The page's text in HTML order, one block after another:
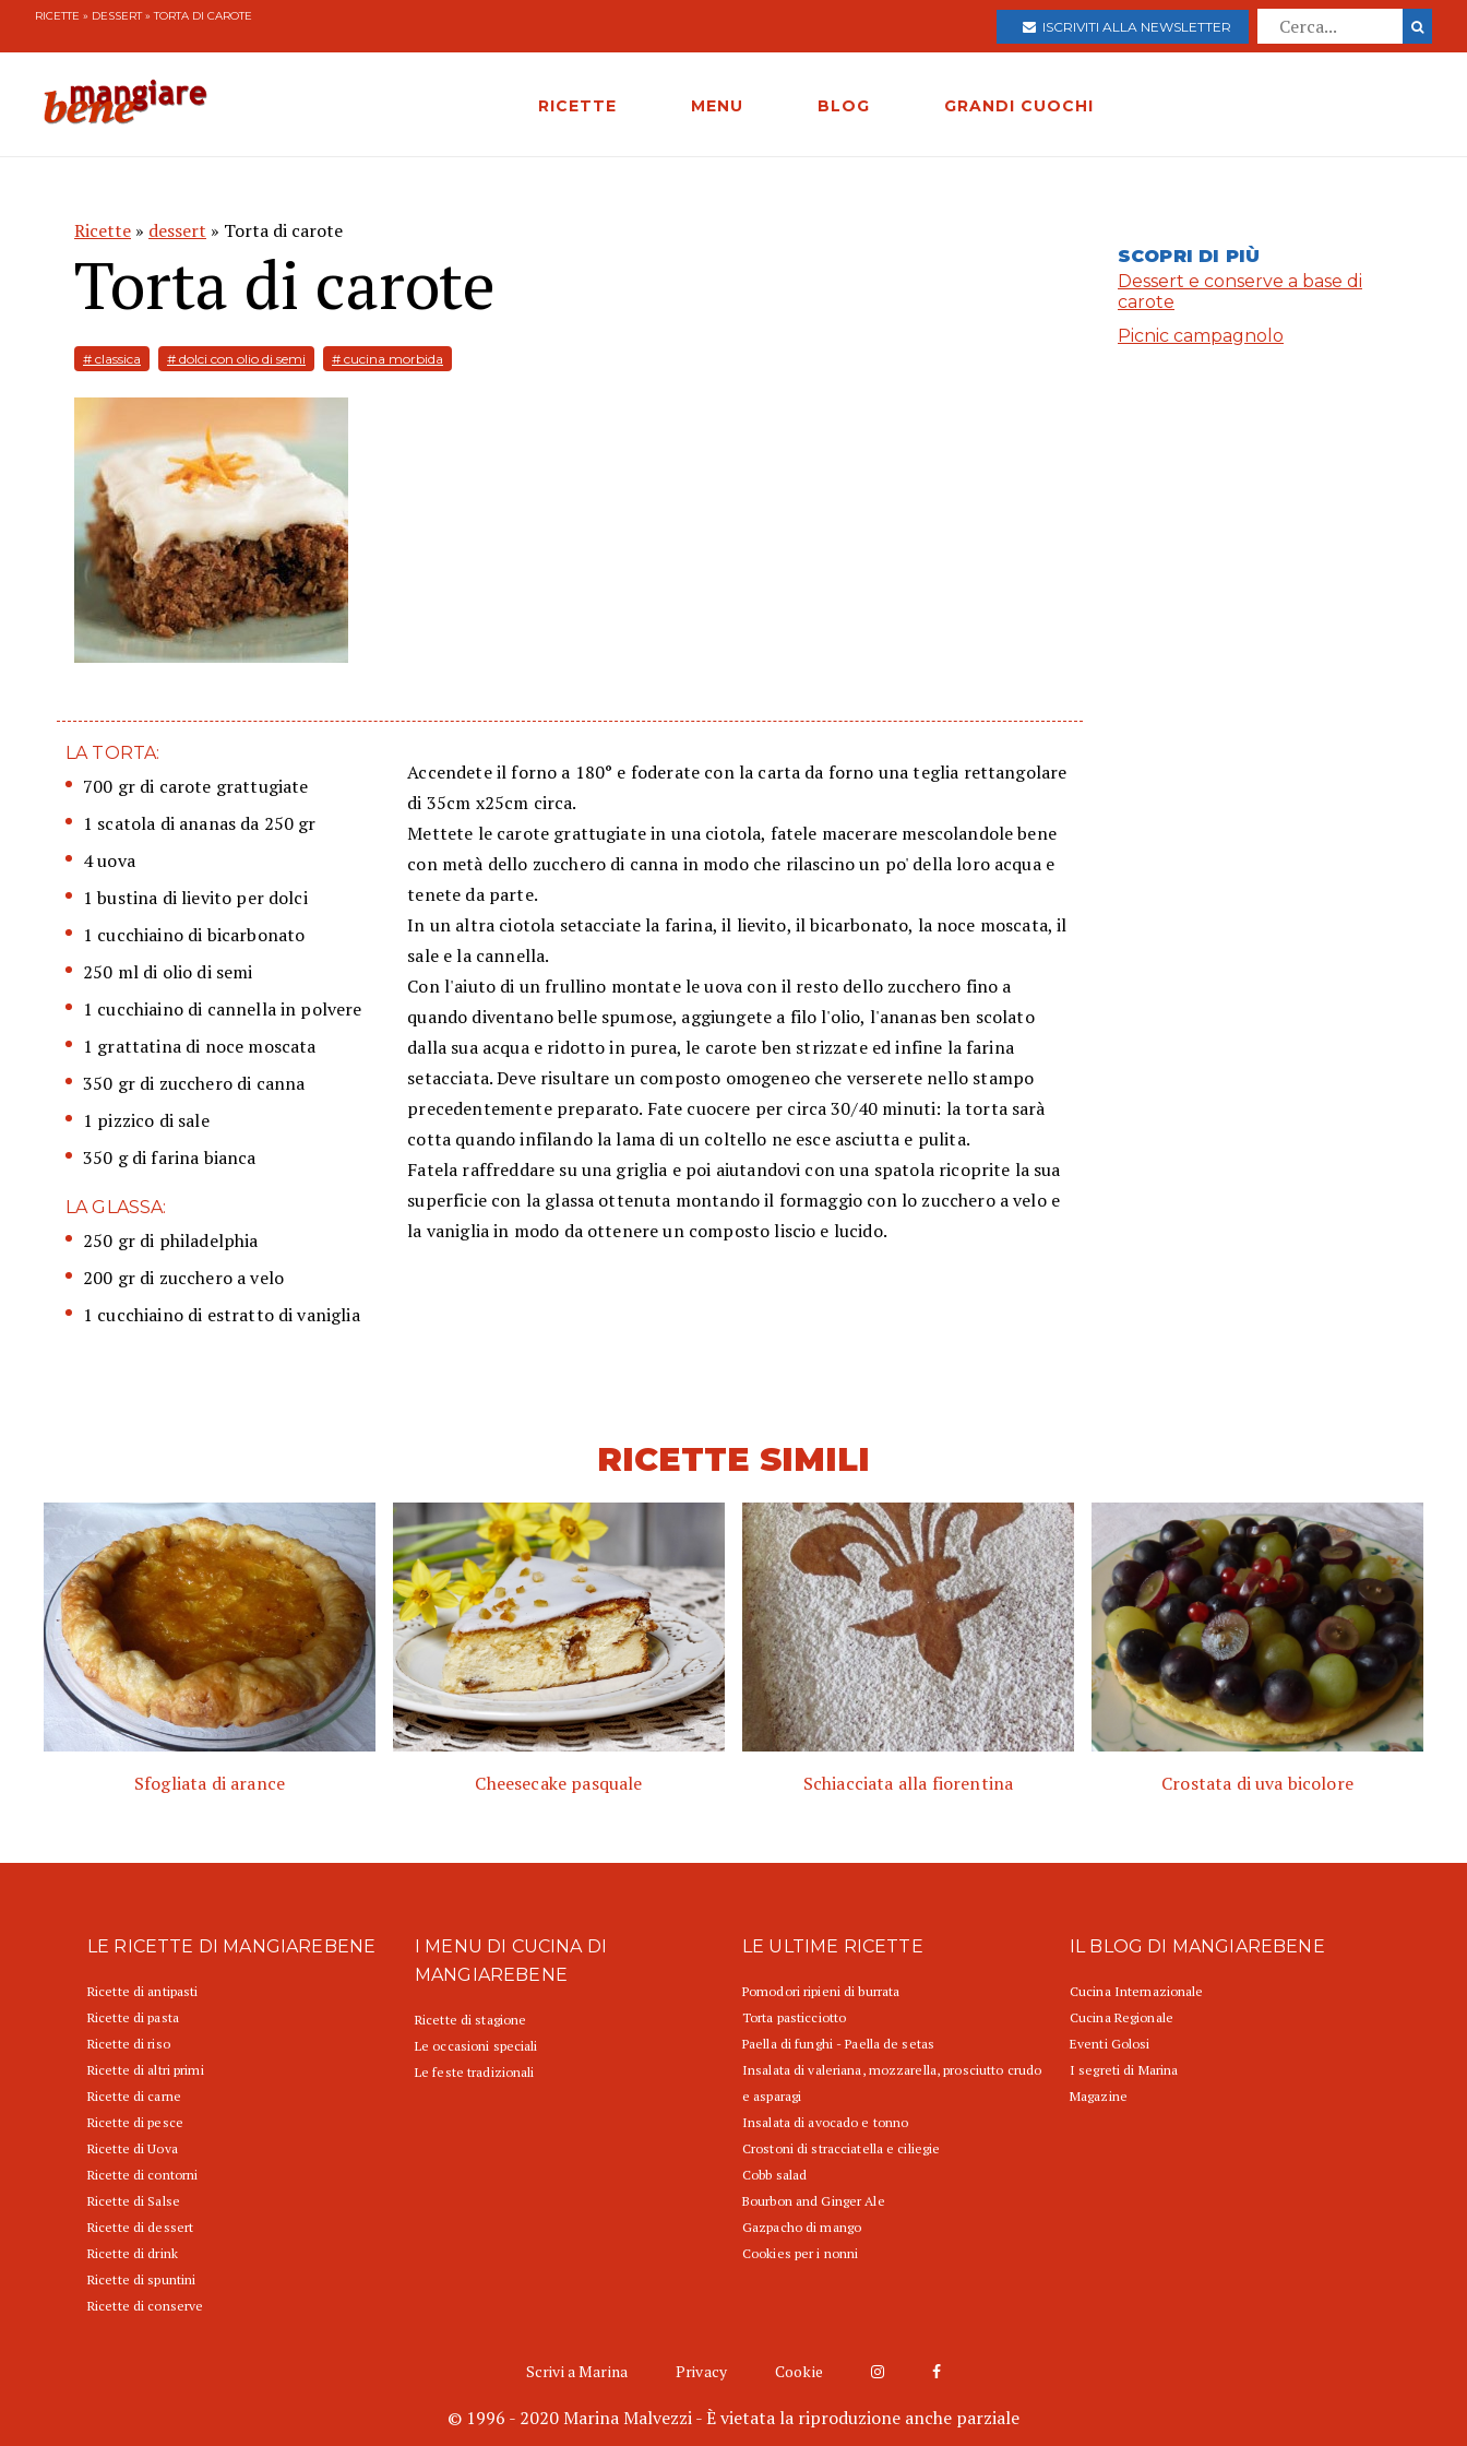
RICETTE » DESSERT» TORTA DI CAROTE
ISCRIVITI ALLA NEWSLETTER
RICETTE MENU BLOG GRANDI CUOCHI
Ricette » dessert » Torta di carote
Torta di carote
# classica # dolci con olio di semi # cucina morbida
LA TORTA:
700 gr di carote grattugiate
1 scatola di ananas da 250 gr
4 uova
1 bustina di lievito per dolci
1 cucchiaino di bicarbonato
250 ml di olio di semi
1 cucchiaino di cannella in polvere
1 grattatina di noce moscata
350 gr di zucchero di canna
1 pizzico di sale
350 g di farina bianca
LA GLASSA:
250 gr di philadelphia
200 gr di zucchero a velo
1 cucchiaino di estratto di vaniglia
Accendete il forno a 180° e foderate con la carta da forno una teglia rettangolare
di 35cm x25cm circa.
Mettete le carote grattugiate in una ciotola, fatele macerare mescolandole bene
con metà dello zucchero di canna in modo che rilascino un po' della loro acqua e
tenete da parte.
In un altra ciotola setacciate la farina, il lievito, il bicarbonato, la noce moscata, il
sale e la cannella.
Con l'aiuto di un frullino montate le uova con il resto dello zucchero fino a
quando diventano belle spumose, aggiungete a filo l'olio, l'ananas ben scolato
dalla sua acqua e ridotto in purea, le carote ben strizzate ed infine la farina
setacciata. Deve risultare un composto omogeneo che verserete nello stampo
precedentemente preparato. Fate cuocere per circa 30/40 minuti: la torta sarà
cotta quando infilando la lama di un coltello ne esce asciutta e pulita.
Fatela raffreddare su una griglia e poi aiutandovi con una spatola ricoprite la sua
superficie con la glassa ottenuta montando il formaggio con lo zucchero a velo e
la vaniglia in modo da ottenere un composto liscio e lucido.
SCOPRI DI PIÙ
Dessert e conserve a base di
carote
Picnic campagnolo
RICETTE SIMILI
Sfogliata di arance Cheesecake pasquale Schiacciata alla fiorentina Crostata di uva bicolore
LE RICETTE DI MANGIAREBENE
Ricette di antipasti
Ricette di pasta
Ricette di riso
Ricette di altri primi
Ricette di carne
Ricette di pesce
Ricette di Uova
Ricette di contorni
Ricette di Salse
Ricette di dessert
Ricette di drink
Ricette di spuntini
Ricette di conserve
I MENU DI CUCINA DI
MANGIAREBENE
Ricette di stagione
Le occasioni speciali
Le feste tradizionali
LE ULTIME RICETTE
Pomodori ripieni di burrata
Torta pasticciotto
Paella di funghi - Paella de setas
Insalata di valeriana, mozzarella, prosciutto crudo
e asparagi
Insalata di avocado e tonno
Crostoni di stracciatella e ciliegie
Cobb salad
Bourbon and Ginger Ale
Gazpacho di mango
Cookies per i nonni
IL BLOG DI MANGIAREBENE
Cucina Internazionale
Cucina Regionale
Eventi Golosi
I segreti di Marina
Magazine
Scrivi a Marina Privacy Cookie
© 1996 - 2020 Marina Malvezzi - È vietata la riproduzione anche parziale